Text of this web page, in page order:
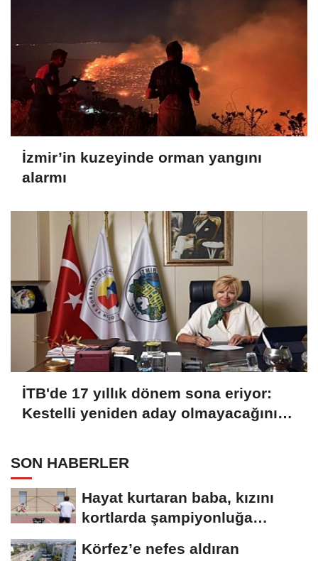
İzmir’in kuzeyinde orman yangını
alarmı
İTB'de 17 yıllık dönem sona eriyor:
Kestelli yeniden aday olmayacağını
SON HABERLER
Hayat kurtaran baba, kızını
kortlarda şampiyonluğa
Körfez’e nefes aldıran